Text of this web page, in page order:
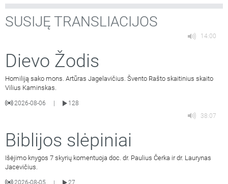
SUSIJĘ TRANSLIACIJOS
14:00
Dievo Žodis
Homiliją sako mons. Artūras Jagelavičius. Švento Rašto skaitinius skaito
Vilius Kaminskas.
2026-08-06
128
38:07
Biblijos slėpiniai
Išėjimo knygos 7 skyrių komentuoja doc. dr. Paulius Čerka ir dr. Laurynas
Jacevičius.
2026-08-05
27